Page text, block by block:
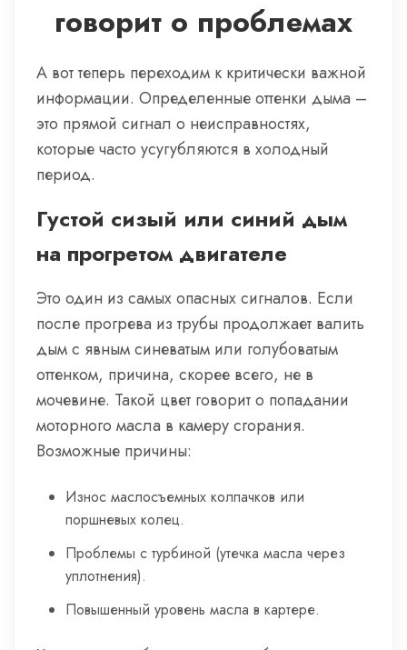
говорит о проблемах
А вот теперь переходим к критически важной
информации. Определенные оттенки дыма –
это прямой сигнал о неисправностях,
которые часто усугубляются в холодный
период.
Густой сизый или синий дым
на прогретом двигателе
Это один из самых опасных сигналов. Если
после прогрева из трубы продолжает валить
дым с явным синеватым или голубоватым
оттенком, причина, скорее всего, не в
мочевине. Такой цвет говорит о попадании
моторного масла в камеру сгорания.
Возможные причины:
Износ маслосъемных колпачков или
поршневых колец.
Проблемы с турбиной (утечка масла через
уплотнения).
Повышенный уровень масла в картере.